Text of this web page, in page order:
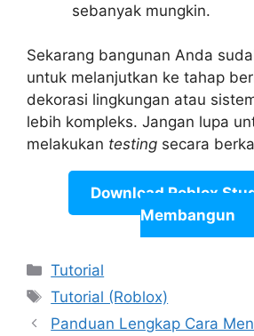
sebanyak mungkin.
Sekarang bangunan Anda
untuk melanjutkan ke tahap
dekorasi lingkungan atau
lebih kompleks. Jangan lupa
melakukan testing secara
Download Roblox
Membangun
Categories
Tutorial
Tags
Tutorial (Roblox)
Panduan Lengkap Cara